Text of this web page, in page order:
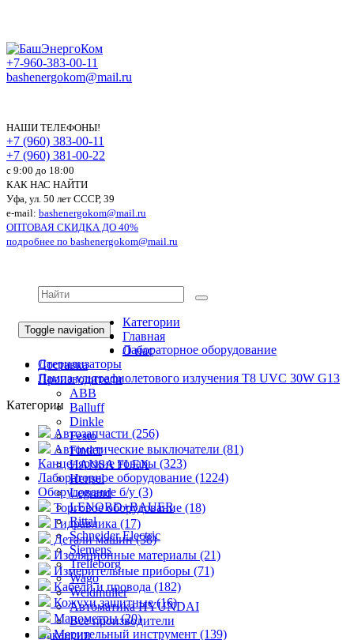
+7-960-383-00-11
bashenergokom@mail.ru
НАШИ ТЕЛЕФОНЫ!
+7 (960) 383-00-11
+7 (960) 381-00-22
c 9:00 до 18:00
КАК НАС НАЙТИ
Уфа, ул. 50 лет СССР, 39
e-mail: bashenergokom@mail.ru
ОПТОВАЯ СКИДКА ДО 40%
подробнее по bashenergokom@mail.ru
Toggle navigation
Категории
Главная
О нас
Доставка
Производители
ABB
Balluff
Dinkle
Festo
Finder
HANSA FLEX
Hensel
Legrand
LENORD+BAUER
Rittal
Schneider Electric
Siemens
Trelleborg
Wago
Weidmuller
Автоматика HYUNDAI
Все производители
Вакансии
Лабораторное оборудование
Стерилизаторы
Лампа ультрафиолетового излучения T8 UVC 30W G13
Категории
Автозапчасти (256)
Автоматические выключатели (81)
Канцелярские товары (323)
Лабораторное оборудование (1224)
Оборудование б/у (3)
Торговое оборудование (18)
Гидравлика (17)
Детали машин (38)
Изоляционные материалы (21)
Измерительные приборы (71)
Кабели и провода (182)
Кожухи защитные (16)
Манометры (20)
Мерительный инструмент (139)